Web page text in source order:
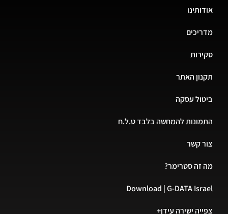
אודותינו
מדריכים
סקירות
תקנון האתר
ביטול עסקה
התמונות להמחשה בלבד ט.ל.ח
צור קשר
מה זה סטרימר?
Download | G-DATA Israel
צפייה ישירה עידן+